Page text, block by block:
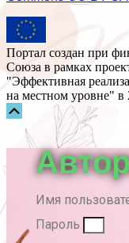
Портал создан при
Союза в рамках
"Эффективная
на местном уровне" в
Прокрутка
вверх
Имя
Пароль